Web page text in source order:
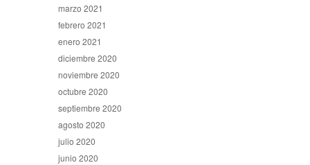
marzo 2021
febrero 2021
enero 2021
diciembre 2020
noviembre 2020
octubre 2020
septiembre 2020
agosto 2020
julio 2020
junio 2020